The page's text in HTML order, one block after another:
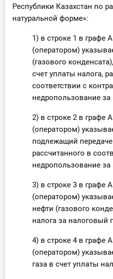
Республики Казахстан по
натуральной форме»:
1) в строке 1 в графе
(оператором)
(газового
счет уплаты налога,
соответствии с
недропользование
2) в строке 2 в графе
(оператором)
подлежащий
рассчитанного в
недропользование
3) в строке 3 в графе
(оператором)
нефти (газового
налога за налоговый
4) в строке 4 в графе
(оператором)
газа в счет уплаты